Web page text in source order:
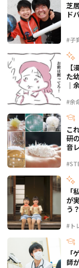
#子
芝
ド
#余
【
た
｜
こ
研
音
#ト
が
う
「
師